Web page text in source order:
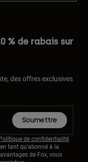
% de rabais sur
des offres exclusives
Soumettre
de confidentialité
tant qu'abonné à la
de Fox, vous